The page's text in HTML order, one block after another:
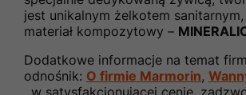
jest unikalnym żelkotem
materiał kompozytowy –
Dodatkowe informacje na temat
odnośnik: O firmie Marmorin,
, w satysfakcjonującej cenie,